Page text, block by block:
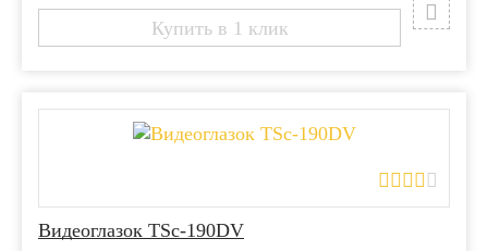
Купить в 1 клик
Видеоглазок TSc-190DV